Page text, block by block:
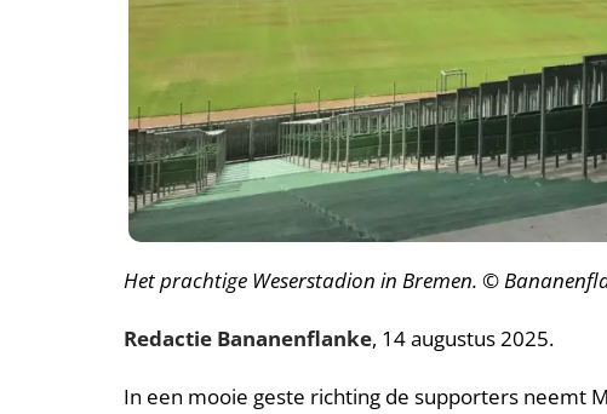
Het prachtige Weserstadion in Bremen. ©
Redactie Bananenflanke, 14 augustus 2025.
In een mooie geste richting de supporters neemt